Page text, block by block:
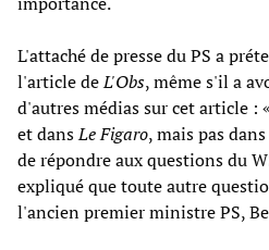
L'attaché de presse du PS a
l'article deL'Obs, même s'il a
d'autres médias sur cet article :
et dansLe Figaro, mais pas dans
de répondre aux questions du
expliqué que toute autre
l'ancien premier ministre PS,